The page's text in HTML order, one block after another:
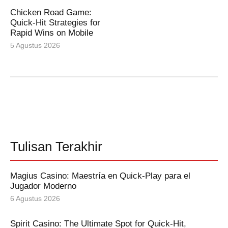
Chicken Road Game:
Quick‑Hit Strategies for
Rapid Wins on Mobile
5 Agustus 2026
Tulisan Terakhir
Magius Casino: Maestría en Quick‑Play para el
Jugador Moderno
6 Agustus 2026
Spirit Casino: The Ultimate Spot for Quick‑Hit,